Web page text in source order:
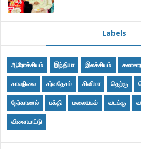
Labels
ஆரோக்கியம் இந்தியா இலக்கியம்
காலநிலை சர்வதேசம் சினிமா தெற்கு
நேர்காணல் பக்தி மலையகம் வடக்கு
விளையாட்டு